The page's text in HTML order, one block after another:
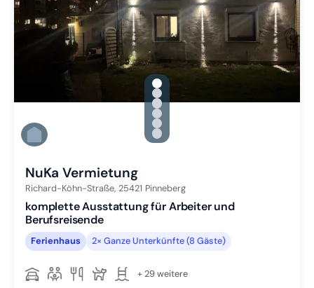
gallery.slide_selector
Zu Slide 1 wechseln
Zu Slide 2 wechseln
Zu Slide 3 wechseln
Zu Slide 4 wechseln
Zu Slide 5 wechseln
Zu Slide 6 wechseln
NuKa Vermietung
Richard-Köhn-Straße, 25421 Pinneberg
komplette Ausstattung für Arbeiter und
Berufsreisende
Ferienhaus 2× Ganze Unterkünfte (8 Gäste)
+ 29 weitere